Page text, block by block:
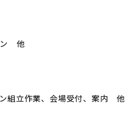
ン 他
組立作業、会場受付、案内 他